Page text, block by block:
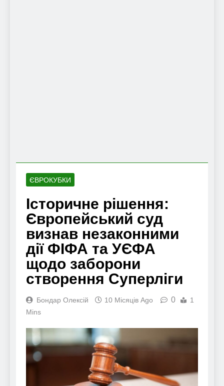
ЄВРОКУБКИ
Історичне рішення:
Європейський суд
визнав незаконними
дії ФІФА та УЄФА
щодо заборони
створення Суперліги
Бондар Олексій 10 Місяців Ago 0
1
Mins